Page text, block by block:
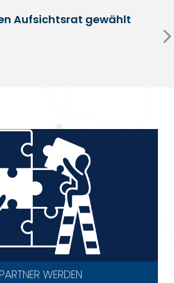
Aufsichtsrat gewählt
PARTNER WERDEN